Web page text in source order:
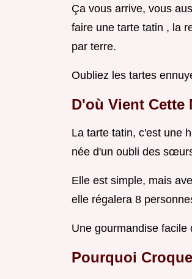
Ça vous arrive, vous
faire une tarte tatin , la
par terre.
Oubliez les tartes
D'où Vient Cette
La tarte tatin, c'est une
née d'un oubli des
Elle est simple, mais
elle régalera 8
Une gourmandise facile
Pourquoi